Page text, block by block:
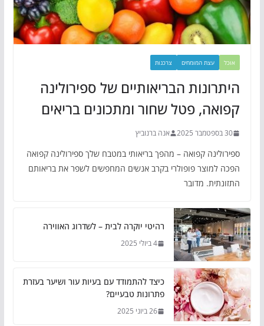
אוכל עצת המומחים צרכנות
היתרונות הבריאותיים של ספירולינה
קפואה, פטל שחור ומתכונים בריאים
30 בספטמבר 2025 אנה ברנוביץ
ספירולינה קפואה – מהפך בריאותי במטבח שלך ספירולינה קפואה
הפכה למוצר פופולרי בקרב אנשים המחפשים לשפר את בריאותם
התזונתית. מדובר
רהיטי יוקרה לבית – לשדרוג האווירה
4 ביולי 2025
כיצד להתמודד עם בעיות עור ושיער בעזרת
פתרונות טבעיים?
26 ביוני 2025